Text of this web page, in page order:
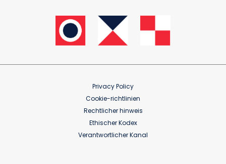
Privacy Policy
Cookie-richtlinien
Rechtlicher hinweis
Ethischer Kodex
Verantwortlicher Kanal